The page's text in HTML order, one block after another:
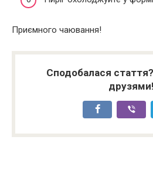
Приємного чаювання!
Сподобалася
друзями!